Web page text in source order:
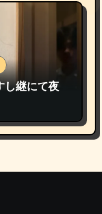
し継にて夜